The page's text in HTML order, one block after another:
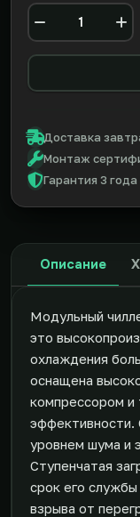
Количество
Доставка
Монтаж
Гарантия 3 года
Описание
Модульный
это
охлаждения
оснащена
компрессором и
эффективности.
уровнем шума и
Ступенчатая
срок его
взрыва от